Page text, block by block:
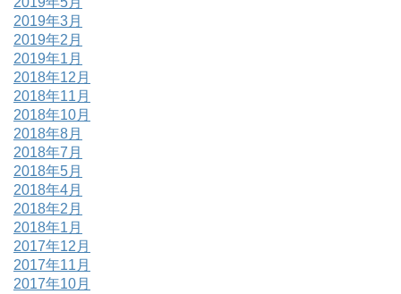
2019年3月
2019年2月
2019年1月
2018年12月
2018年11月
2018年10月
2018年8月
2018年7月
2018年5月
2018年4月
2018年2月
2018年1月
2017年12月
2017年11月
2017年10月